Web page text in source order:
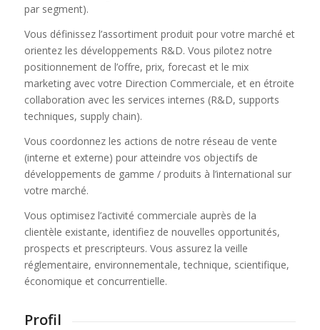
par segment).
Vous définissez l’assortiment produit pour votre marché et
orientez les développements R&D. Vous pilotez notre
positionnement de l’offre, prix, forecast et le mix
marketing avec votre Direction Commerciale, et en étroite
collaboration avec les services internes (R&D, supports
techniques, supply chain).
Vous coordonnez les actions de notre réseau de vente
(interne et externe) pour atteindre vos objectifs de
développements de gamme / produits à l’international sur
votre marché.
Vous optimisez l’activité commerciale auprès de la
clientèle existante, identifiez de nouvelles opportunités,
prospects et prescripteurs. Vous assurez la veille
réglementaire, environnementale, technique, scientifique,
économique et concurrentielle.
Profil